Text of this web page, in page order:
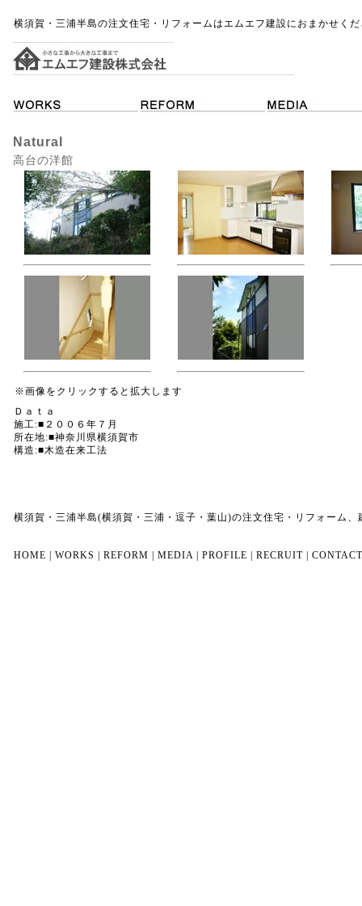
横須賀・三浦半島の注文住宅・リフォームはエムエフ建設におまかせく
Natural
高台の洋館
※画像をクリックすると拡大します
Ｄａｔａ
施工:■２００６年７月
所在地:■神奈川県横須賀市
構造:■木造在来工法
横須賀・三浦半島(横須賀・三浦・逗子・葉山)の注文住宅・リフォーム
HOME WORKS REFORM MEDIA PROFILE RECRUIT CONTACT